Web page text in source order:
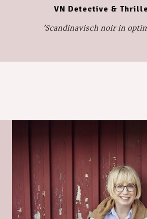
VN Detective &
'Scandinavisch noir in